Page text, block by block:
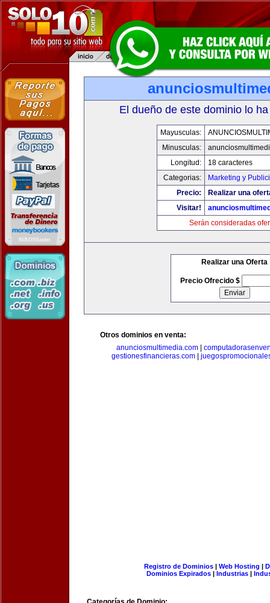
El dueño de este dominio lo
Mayusculas:
Minusculas:
Longitud:
18 caracteres
Categorias:
Marketing y
Precio:
Realizar una
Visitar!
Serán consideradas
Realizar una Oferta
Precio Ofrecido $
Otros dominios en venta:
anunciosmultimedia.com
gestionesfinancieras.com
Registro de Dominios| Web Hosting |
Dominios Expirados | Industrias |